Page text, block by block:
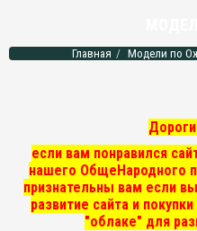
Главная Модели по
если вам понравился
нашего ОбщеНародного
признательны вам если
развитие сайта и
"облаке" для